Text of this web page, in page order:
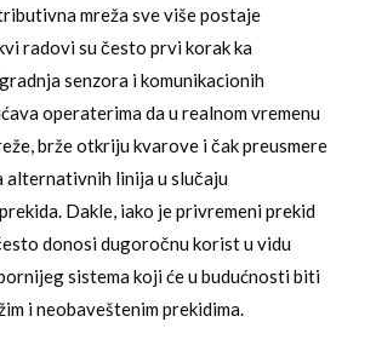
mreža sve više postaje
radovi su često prvi korak ka
senzora i komunikacionih
operaterima da u realnom vremenu
brže otkriju kvarove i čak preusmere
alternativnih linija u slučaju
Dakle, iako je privremeni prekid
donosi dugoročnu korist u vidu
sistema koji će u budućnosti biti
i neobaveštenim prekidima.